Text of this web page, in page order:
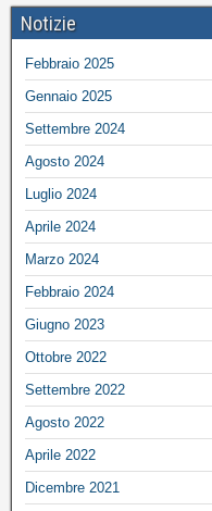
Notizie
Febbraio 2025
Gennaio 2025
Settembre 2024
Agosto 2024
Luglio 2024
Aprile 2024
Marzo 2024
Febbraio 2024
Giugno 2023
Ottobre 2022
Settembre 2022
Agosto 2022
Aprile 2022
Dicembre 2021